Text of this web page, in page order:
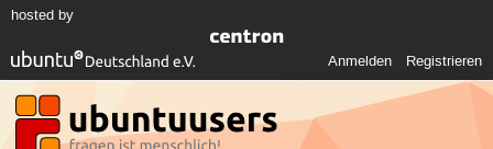
hosted by
Anmelden Registrieren